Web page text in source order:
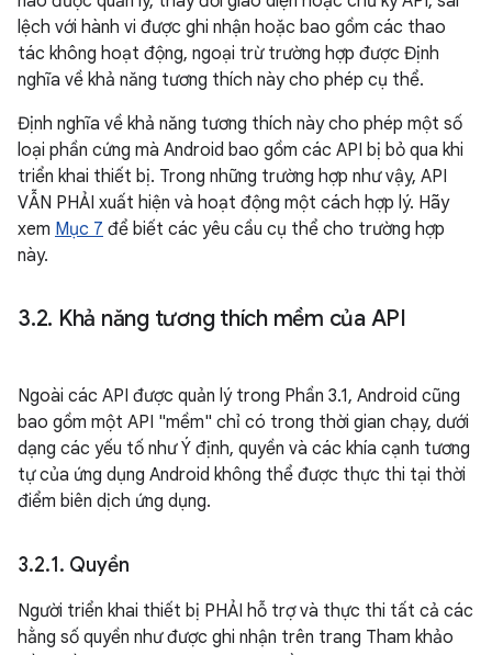
lệch với hành vi được ghi nhận hoặc bao gồm các thao
tác không hoạt động, ngoại trừ trường hợp được Định
nghĩa về khả năng tương thích này cho phép cụ thể.
Định nghĩa về khả năng tương thích này cho phép một số
loại phần cứng mà Android bao gồm các API bị bỏ qua khi
triển khai thiết bị. Trong những trường hợp như vậy, API
VẪN PHẢI xuất hiện và hoạt động một cách hợp lý. Hãy
xem Mục 7 để biết các yêu cầu cụ thể cho trường hợp
này.
3.2. Khả năng tương thích mềm của API
Ngoài các API được quản lý trong Phần 3.1, Android cũng
bao gồm một API "mềm" chỉ có trong thời gian chạy, dưới
dạng các yếu tố như Ý định, quyền và các khía cạnh tương
tự của ứng dụng Android không thể được thực thi tại thời
điểm biên dịch ứng dụng.
3.2.1. Quyền
Người triển khai thiết bị PHẢI hỗ trợ và thực thi tất cả các
hằng số quyền như được ghi nhận trên trang Tham khảo